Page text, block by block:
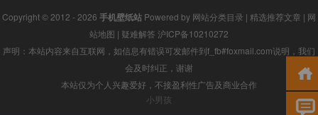
Copyright © 2012 - 2026 手机壁纸站 Powered by 网站分类目录 | 精选推荐文章 | 网
站地图 | 疑难解答 沪ICP备10210272
声明：本站内容来自互联网，如信息有错误可发邮件到f_fb#foxmail.com说明，我们
会及时纠正，谢谢
本站仅为个人兴趣爱好，不接盈利性广告及商业合作
小男孩